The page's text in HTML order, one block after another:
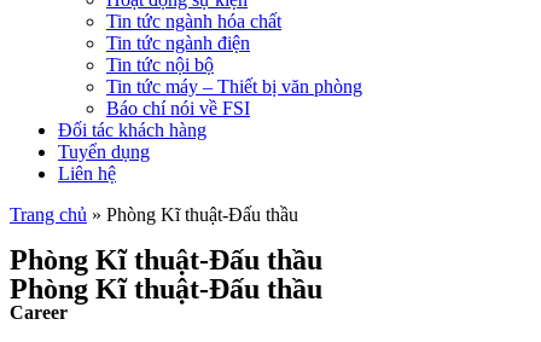
Tin tức ngành hóa chất
Tin tức ngành điện
Tin tức nội bộ
Tin tức máy – Thiết bị văn phòng
Báo chí nói về FSI
Đối tác khách hàng
Tuyển dụng
Liên hệ
Trang chủ » Phòng Kĩ thuật-Đấu thầu
Phòng Kĩ thuật-Đấu thầu
Phòng Kĩ thuật-Đấu thầu
Career